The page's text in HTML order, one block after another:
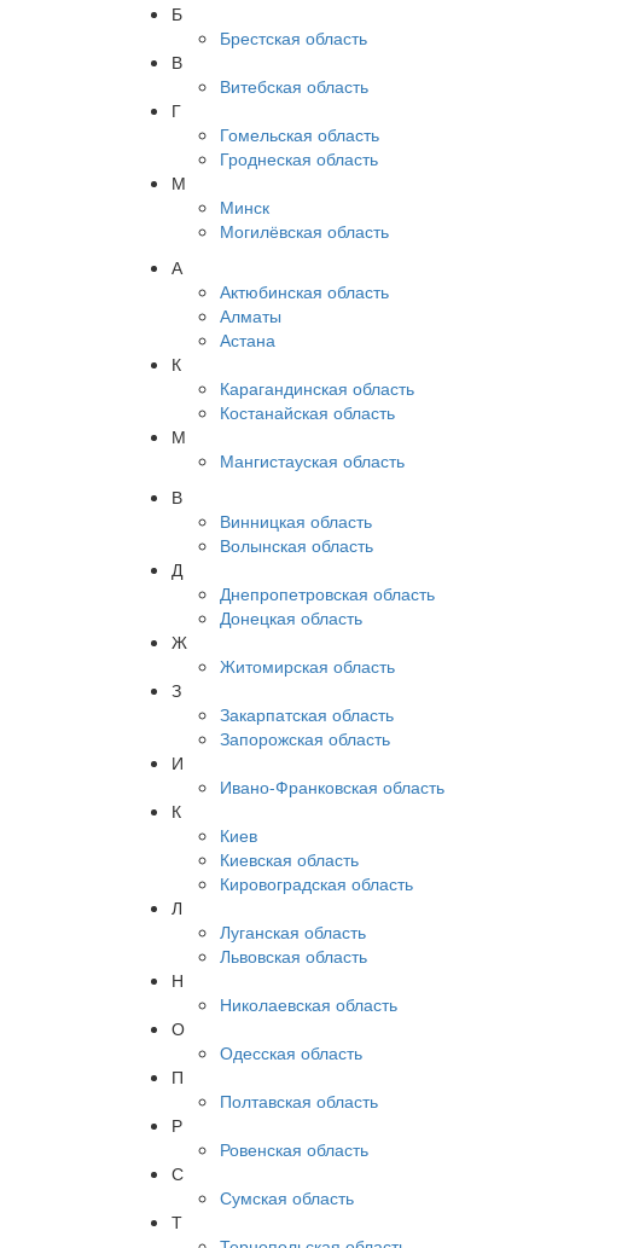
Б
Брестская область
В
Витебская область
Г
Гомельская область
Гроднеская область
М
Минск
Могилёвская область
А
Актюбинская область
Алматы
Астана
К
Карагандинская область
Костанайская область
М
Мангистауская область
В
Винницкая область
Волынская область
Д
Днепропетровская область
Донецкая область
Ж
Житомирская область
З
Закарпатская область
Запорожская область
И
Ивано-Франковская область
К
Киев
Киевская область
Кировоградская область
Л
Луганская область
Львовская область
Н
Николаевская область
О
Одесская область
П
Полтавская область
Р
Ровенская область
С
Сумская область
Т